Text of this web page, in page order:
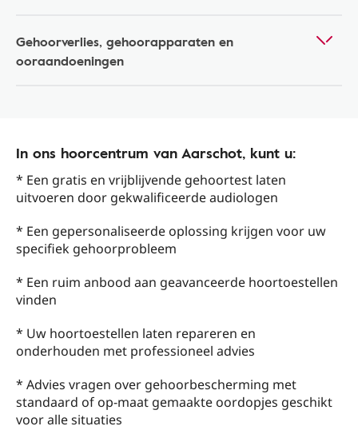
Gehoorverlies, gehoorapparaten en
ooraandoeningen
In ons hoorcentrum van Aarschot, kunt u:
* Een gratis en vrijblijvende gehoortest laten
uitvoeren door gekwalificeerde audiologen
* Een gepersonaliseerde oplossing krijgen voor uw
specifiek gehoorprobleem
* Een ruim anbood aan geavanceerde hoortoestellen
vinden
* Uw hoortoestellen laten repareren en
onderhouden met professioneel advies
* Advies vragen over gehoorbescherming met
standaard of op-maat gemaakte oordopjes geschikt
voor alle situaties